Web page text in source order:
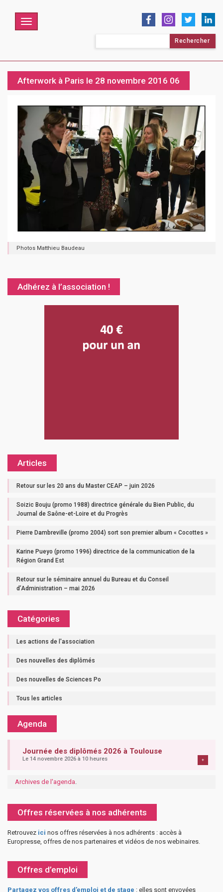
Menu
Afterwork à Paris le 28 novembre 2016 06
Photos Matthieu Baudeau
Adhérez à l’association !
Articles
Retour sur les 20 ans du Master CEAP – juin 2026
Soizic Bouju (promo 1988) directrice générale du Bien Public, du
Journal de Saône-et-Loire et du Progrès
Pierre Dambreville (promo 2004) sort son premier album « Cocottes »
Karine Pueyo (promo 1996) directrice de la communication de la
Région Grand Est
Retour sur le séminaire annuel du Bureau et du Conseil
d’Administration – mai 2026
Catégories
Les actions de l'association
Des nouvelles des diplômés
Des nouvelles de Sciences Po
Tous les articles
Agenda
Journée des diplômés 2026 à Toulouse
Le 14 novembre 2026 à 10 heures +
Archives de l'agenda.
Offres réservées à nos adhérents
Retrouvez ici nos offres réservées à nos adhérents : accès à
Europresse, offres de nos partenaires et vidéos de nos webinaires.
Offres d’emploi
Partagez vos offres d’emploi et de stage : elles sont envoyées